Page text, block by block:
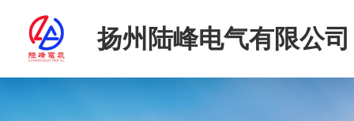
扬州陆峰电气有限公司